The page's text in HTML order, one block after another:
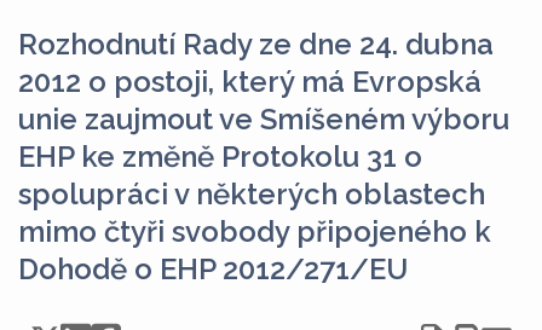
Rozhodnutí Rady ze dne 24. dubna
2012 o postoji, který má Evropská
unie zaujmout ve Smíšeném výboru
EHP ke změně Protokolu 31 o
spolupráci v některých oblastech
mimo čtyři svobody připojeného k
Dohodě o EHP 2012/271/EU